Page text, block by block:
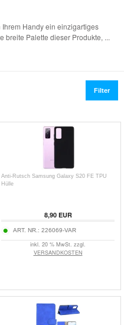
Ihrem Handy ein einzigartiges
breite Palette dieser Produkte, ...
Filter
Anti-Rutsch Samsung Galaxy S20 FE TPU
Hülle
8,90EUR
ART. NR.: 226069-VAR
inkl. 20 % MwSt. zzgl.
VERSANDKOSTEN